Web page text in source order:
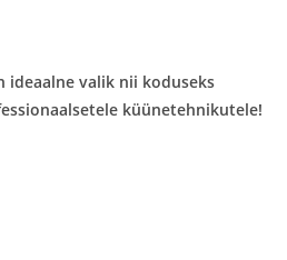
ideaalne valik nii koduseks
küünetehnikutele!